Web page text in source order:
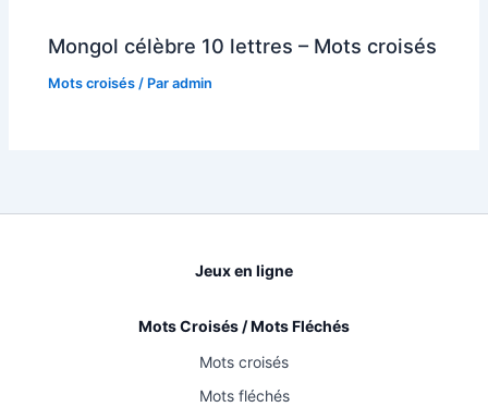
Mongol célèbre 10 lettres – Mots croisés
Mots croisés / Paradmin
Jeux en ligne
Mots Croisés / Mots Fléchés
Mots croisés
Mots fléchés